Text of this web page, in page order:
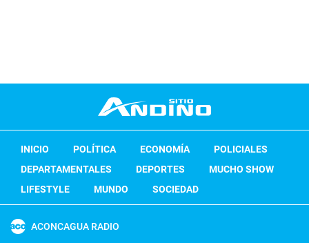
INICIO POLÍTICA ECONOMÍA
POLICIALES
DEPARTAMENTALES
DEPORTES
MUCHO SHOW
LIFESTYLE
MUNDO SOCIEDAD
ACONCAGUA RADIO